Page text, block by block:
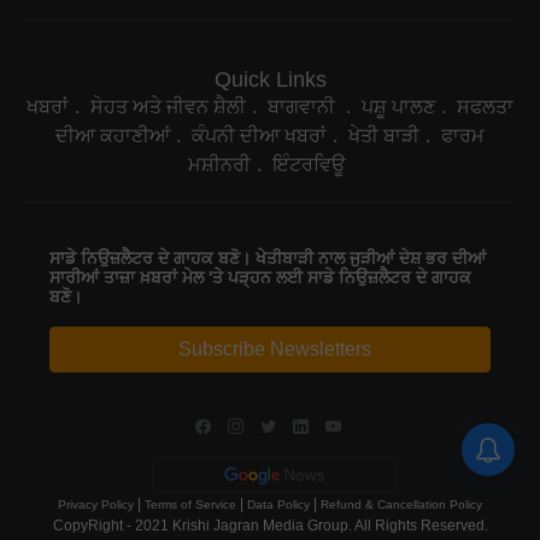
Quick Links
ਖਬਰਾਂ ਸੇਹਤ ਅਤੇ ਜੀਵਨ ਸ਼ੈਲੀ ਬਾਗਵਾਨੀ ਪਸ਼ੂ ਪਾਲਣ
ਸਫਲਤਾ
ਦੀਆ ਕਹਾਣੀਆਂ
ਕੰਪਨੀ ਦੀਆ ਖਬਰਾਂ ਖੇਤੀ ਬਾੜੀ
ਫਾਰਮ
ਮਸ਼ੀਨਰੀ
ਇੰਟਰਵਿਊ
ਸਾਡੇ ਨਿਉਜ਼ਲੈਟਰ ਦੇ ਗਾਹਕ ਬਣੋ। ਖੇਤੀਬਾੜੀ ਨਾਲ ਜੁੜੀਆਂ ਦੇਸ਼ ਭਰ ਦੀਆਂ
ਸਾਰੀਆਂ ਤਾਜ਼ਾ ਖ਼ਬਰਾਂ ਮੇਲ 'ਤੇ ਪੜ੍ਹਨ ਲਈ ਸਾਡੇ ਨਿਉਜ਼ਲੈਟਰ ਦੇ ਗਾਹਕ
ਬਣੋ।
Subscribe Newsletters
Privacy Policy Terms of Service Data Policy Refund & Cancellation Policy
CopyRight - 2021 Krishi Jagran Media Group. All Rights Reserved.